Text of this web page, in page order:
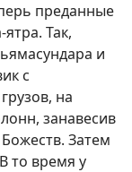
преданные
Так,
и
с
на
занавесив
Затем
то время у